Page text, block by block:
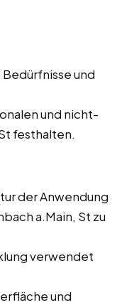
und
und nicht-
festhalten.
der Anwendung
a.Main, St zu
verwendet
und